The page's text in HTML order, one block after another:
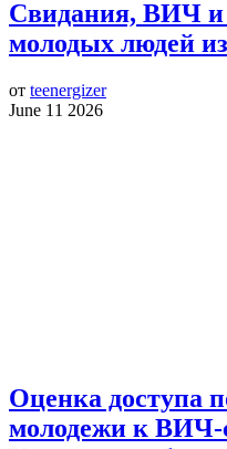
Свидания, ВИЧ и
молодых людей
от teenergizer
June 11 2026
Оценка доступа
молодежи к ВИЧ-